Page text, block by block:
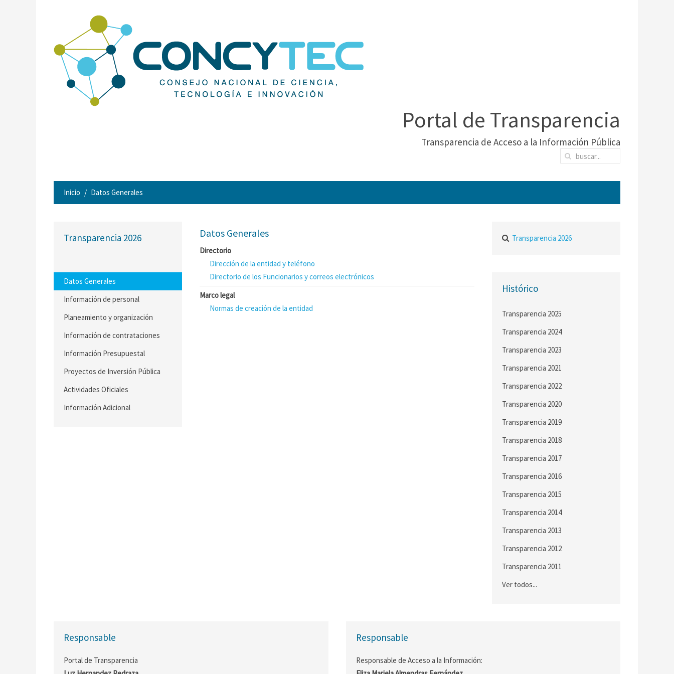
Portal de Transparencia
Transparencia de Acceso a la Información Pública
Inicio Datos Generales
Datos Generales
Directorio
Dirección de la entidad y teléfono
Directorio de los Funcionarios y correos electrónicos
Marco legal
Normas de creación de la entidad
Transparencia 2026
Datos Generales
Información de personal
Planeamiento y organización
Información de contrataciones
Información Presupuestal
Proyectos de Inversión Pública
Actividades Oficiales
Información Adicional
Transparencia 2026
Histórico
Transparencia 2025
Transparencia 2024
Transparencia 2023
Transparencia 2021
Transparencia 2022
Transparencia 2020
Transparencia 2019
Transparencia 2018
Transparencia 2017
Transparencia 2016
Transparencia 2015
Transparencia 2014
Transparencia 2013
Transparencia 2012
Transparencia 2011
Ver todos...
Responsable
Portal de Transparencia
Responsable
Responsable de Acceso a la Información: